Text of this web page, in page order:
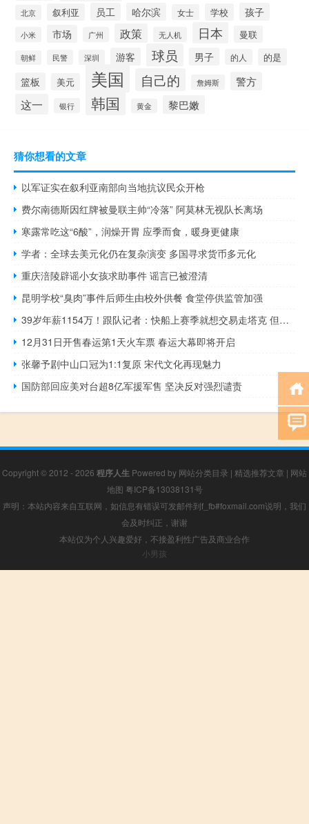
北京 叙利亚 员工 哈尔滨 女士 学校 孩子
小米 市场 广州 政策 无人机 日本 曼联
朝鲜 民警 深圳 游客 球员 男子 的人 的是
篮板 美元 美国 自己的 詹姆斯 警方
这一 银行 韩国 黄金 黎巴嫩
猜你想看的文章
以军证实在叙利亚南部向当地抗议民众开枪
费尔南德斯因红牌被曼联主帅“冷落” 阿莫林无视队长离场
寒露常吃这“6酸”，润燥开胃 应季而食，暖身更健康
学者：全球去美元化仍在复杂演变 多国寻求货币多元化
重庆涪陵辟谣小女孩求助事件 谣言已被澄清
昆明学校“臭肉”事件后师生由校外供餐 食堂停供监管加强
39岁年薪1154万！跟队记者：快船上赛季就想交易走塔克 但这很困难 寻求交易无果
12月31日开售春运第1天火车票 春运大幕即将开启
张馨予剧中山口冠为1:1复原 宋代文化再现魅力
国防部回应美对台超8亿军援军售 坚决反对强烈谴责
Copyright © 2012 - 2026 程序人生 Powered by 网站分类目录 | 精选推荐文章 | 网站
地图 粤ICP备13038131号
声明：本站内容来自互联网，如信息有错误可发邮件到f_fb#foxmail.com说明，我们
会及时纠正，谢谢
本站仅为个人兴趣爱好，不接盈利性广告及商业合作
小男孩